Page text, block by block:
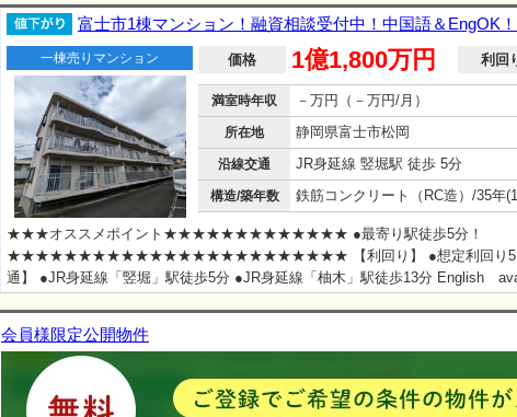
ついては、室内リフォーム必須でございます。 ・本物件は、洪水浸水想定区域
ｍ未満)に該当しております。 ・本物件のプロパンガス契約については、継承必
ます。 ★おすすめ物件はこちら★https://lin…
富士市1棟マンション！融資相談受付中！中国語＆EngOK
一棟売りマンション 価格 1億1,800万円 利回
満室時年収 －万円（－万円/月）
所在地 静岡県富士市松岡
沿線交通 JR身延線 竪堀駅 徒歩 5分
構造/築年数
★★★オススメポイント★★★★★★★★★★★★★ ●最寄り駅徒歩5分！
★★★★★★★★★★★★★★★★★★★★★★★★ 【利回り】 ●想定利回り
通】 ●JR身延線「竪堀」駅徒歩5分 ●JR身延線「柚木」駅徒歩13分 English
会員様限定公開物件